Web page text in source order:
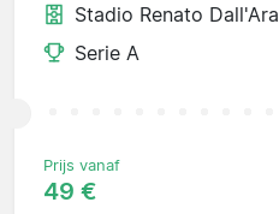
Stadio Renato Dall'Ara
Serie A
Prijs vanaf
49 €